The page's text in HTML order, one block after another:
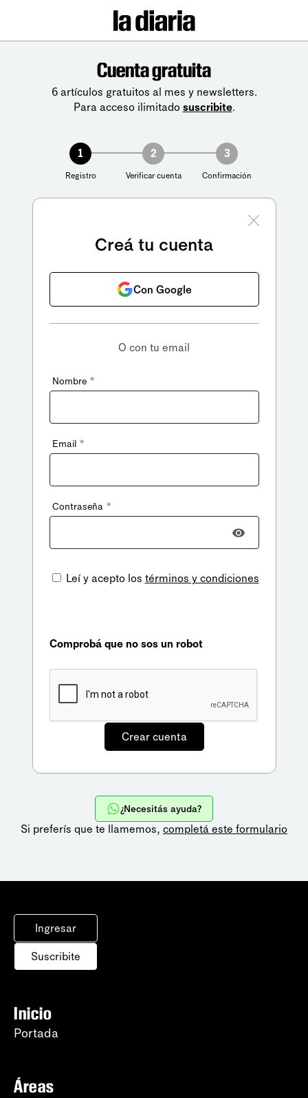
Cuenta gratuita
6 artículos gratuitos al mes y newsletters.
Para acceso ilimitado suscribite.
1
Registro
2
Verificar cuenta
3
Confirmación
Creá tu cuenta
Con Google
O con tu email
Nombre *
Email *
Contraseña *
Leí y acepto los términos y condiciones
Comprobá que no sos un robot
¿Necesitás ayuda?
Si preferís que te llamemos, completá este formulario
Ingresar
Suscribite
Inicio
Portada
Áreas